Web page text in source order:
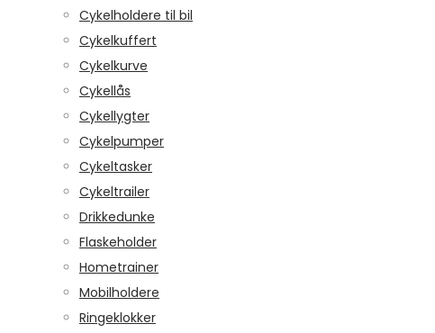
Cykelholdere til bil
Cykelkuffert
Cykelkurve
Cykellås
Cykellygter
Cykelpumper
Cykeltasker
Cykeltrailer
Drikkedunke
Flaskeholder
Hometrainer
Mobilholdere
Ringeklokker